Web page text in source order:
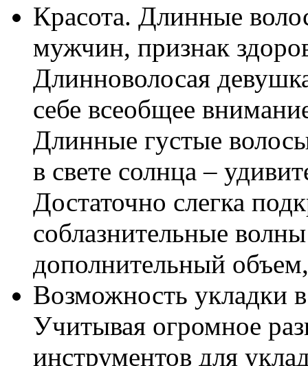
Красота. Длинные
мужчин, признак
Длинноволосая
себе всеобщее
Длинные густые
в свете солнца –
Достаточно слегка
соблазнительные
дополнительный
Возможность укладки
Учитывая огромное
инструментов для